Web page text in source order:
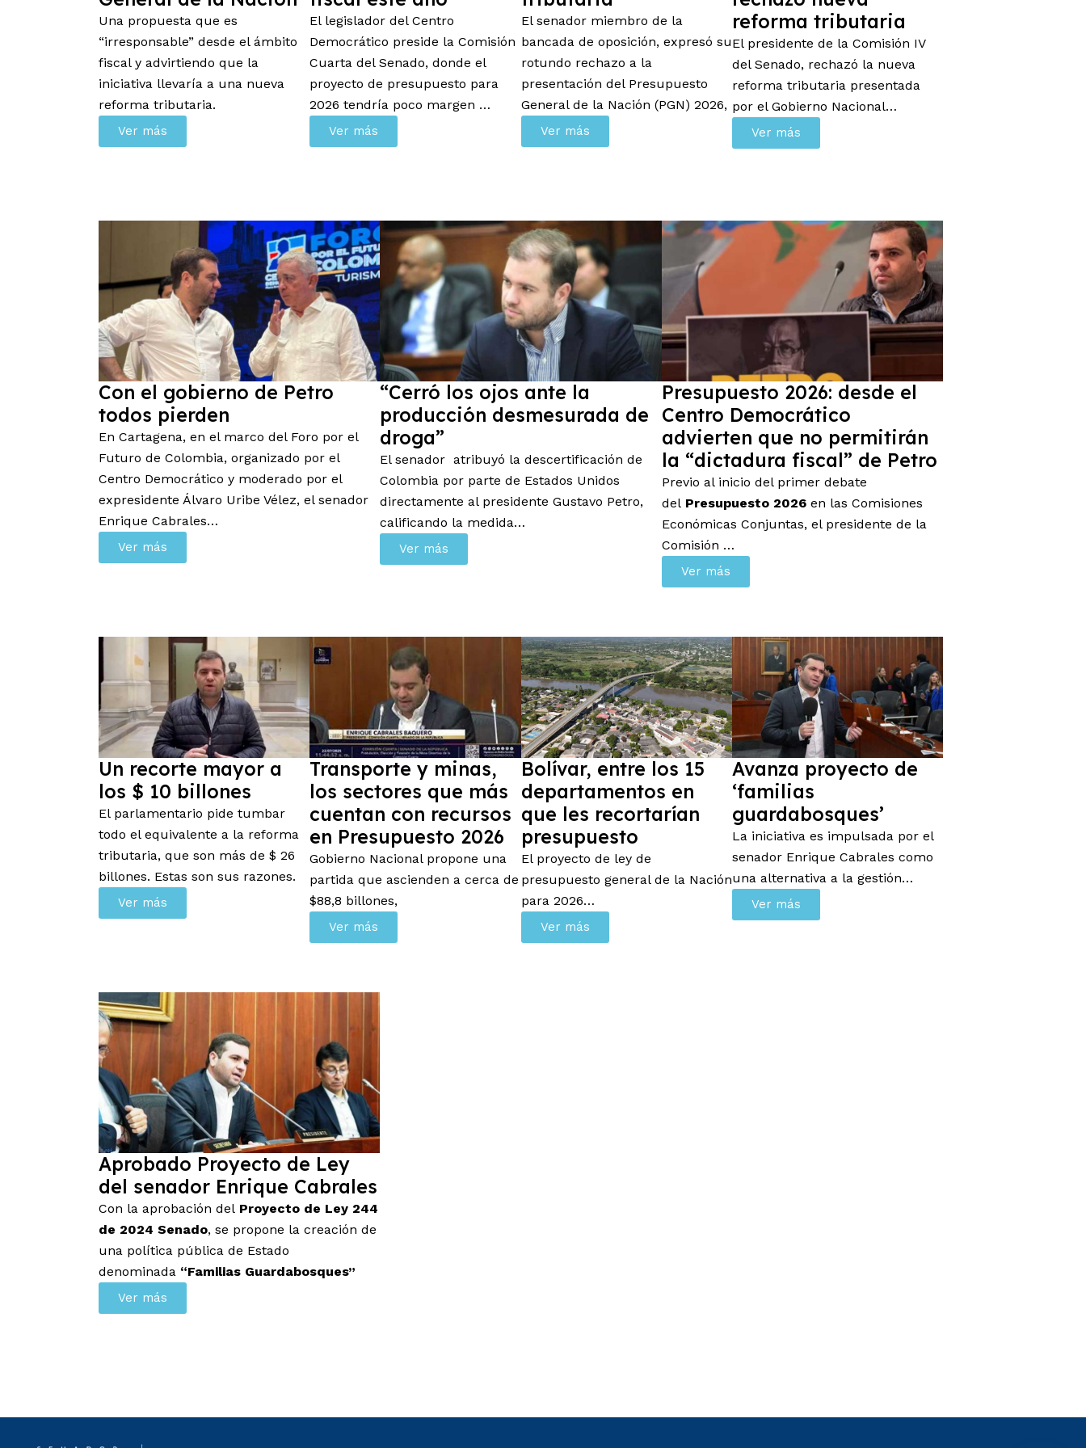
Una propuesta que es
“irresponsable” desde el ámbito
fiscal y advirtiendo que la
iniciativa llevaría a una nueva
reforma tributaria.
Ver más
El legislador del Centro
Democrático preside la Comisión
Cuarta del Senado, donde el
proyecto de presupuesto para
2026 tendría poco margen …
Ver más
El senador miembro de la
bancada de oposición, expresó su
rotundo rechazo a la
presentación del Presupuesto
General de la Nación (PGN) 2026,
Ver más
reforma tributaria
El presidente de la Comisión IV
del Senado, rechazó la nueva
reforma tributaria presentada
por el Gobierno Nacional…
Ver más
Con el gobierno de Petro
todos pierden
En Cartagena, en el marco del Foro por el
Futuro de Colombia, organizado por el
Centro Democrático y moderado por el
expresidente Álvaro Uribe Vélez, el senador
Enrique Cabrales…
Ver más
“Cerró los ojos ante la
producción desmesurada de
droga”
El senador atribuyó la descertificación de
Colombia por parte de Estados Unidos
directamente al presidente Gustavo Petro,
calificando la medida…
Ver más
Presupuesto 2026: desde el
Centro Democrático
advierten que no permitirán
la “dictadura fiscal” de Petro
Previo al inicio del primer debate
delPresupuesto 2026en las Comisiones
Económicas Conjuntas, el presidente de la
Comisión …
Ver más
Un recorte mayor a
los $ 10 billones
El parlamentario pide tumbar
todo el equivalente a la reforma
tributaria, que son más de $ 26
billones. Estas son sus razones.
Ver más
Transporte y minas,
los sectores que más
cuentan con recursos
en Presupuesto 2026
Gobierno Nacional propone una
partida que ascienden a cerca de
$88,8 billones,
Ver más
Bolívar, entre los 15
departamentos en
que les recortarían
presupuesto
El proyecto de ley de
presupuesto general de la Nación
para 2026…
Ver más
Avanza proyecto de
‘familias
guardabosques’
La iniciativa es impulsada por el
senador Enrique Cabrales como
una alternativa a la gestión…
Ver más
Aprobado Proyecto de Ley
del senador Enrique Cabrales
Con la aprobación del Proyecto de Ley 244
de 2024 Senado, se propone la creación de
una política pública de Estado
denominada “Familias Guardabosques”
Ver más